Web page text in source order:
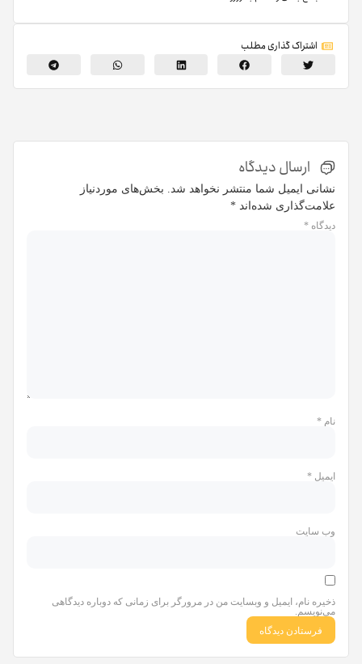
اشتراک گذاری مطلب
ارسال دیدگاه
نشانی ایمیل شما منتشر نخواهد شد. بخش‌های موردنیاز
علامت‌گذاری شده‌اند *
دیدگاه *
نام *
ایمیل *
وب‌ سایت
ذخیره نام، ایمیل و وبسایت من در مرورگر برای زمانی که دوباره دیدگاهی
می‌نویسم.